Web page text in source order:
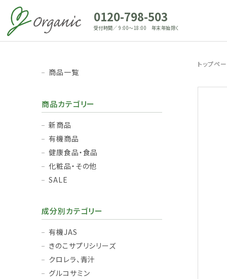
0120-798-503
受付時間／ 9:00～18:00 年末年始除く
トップペ
商品一覧
商品カテゴリー
新商品
有機商品
健康食品・食品
化粧品・その他
SALE
成分別カテゴリー
有機JAS
きのこサプリシリーズ
クロレラ、青汁
グルコサミン